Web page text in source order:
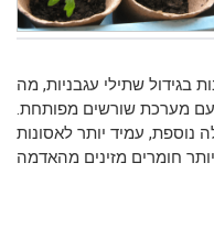
בגידול שתילי עגבניות, מה
עם מערכת שורשים מפותחת.
עמיד יותר לאסונות